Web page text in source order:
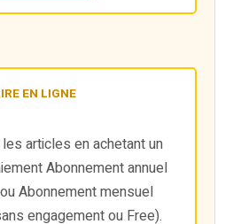
EN LIGNE
articles en achetant un
Abonnement annuel
Abonnement mensuel
engagement ou Free).